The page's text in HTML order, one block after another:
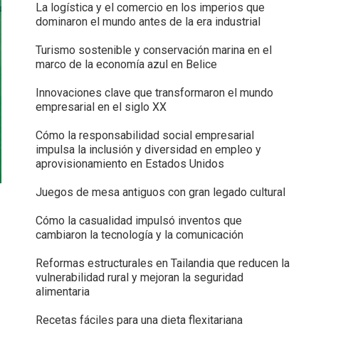
La logística y el comercio en los imperios que
dominaron el mundo antes de la era industrial
Turismo sostenible y conservación marina en el
marco de la economía azul en Belice
Innovaciones clave que transformaron el mundo
empresarial en el siglo XX
Cómo la responsabilidad social empresarial
impulsa la inclusión y diversidad en empleo y
aprovisionamiento en Estados Unidos
Juegos de mesa antiguos con gran legado cultural
Cómo la casualidad impulsó inventos que
cambiaron la tecnología y la comunicación
Reformas estructurales en Tailandia que reducen la
vulnerabilidad rural y mejoran la seguridad
alimentaria
Recetas fáciles para una dieta flexitariana